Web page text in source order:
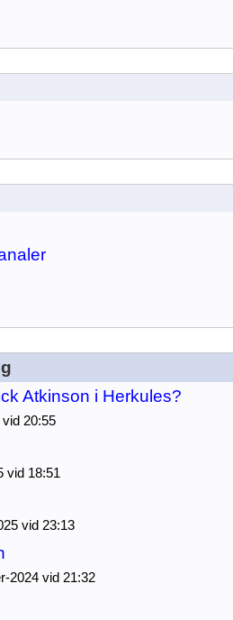
Atkinson i Herkules?
20:55
vid 18:51
vid 23:13
2024 vid 21:32